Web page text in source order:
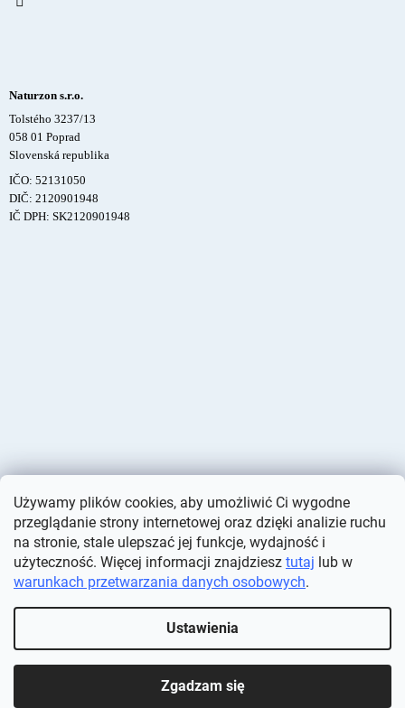
Używamy plików cookies, aby umożliwić Ci wygodne
przeglądanie strony internetowej oraz dzięki analizie ruchu
na stronie, stale ulepszać jej funkcje, wydajność i
użyteczność. Więcej informacji znajdziesz tutaj lub w
warunkach przetwarzania danych osobowych.
Ustawienia
Zgadzam się
Naturzon s.r.o.
Tolstého 3237/13
058 01 Poprad
Slovenská republika
IČO: 52131050
DIČ: 2120901948
IČ DPH: SK2120901948